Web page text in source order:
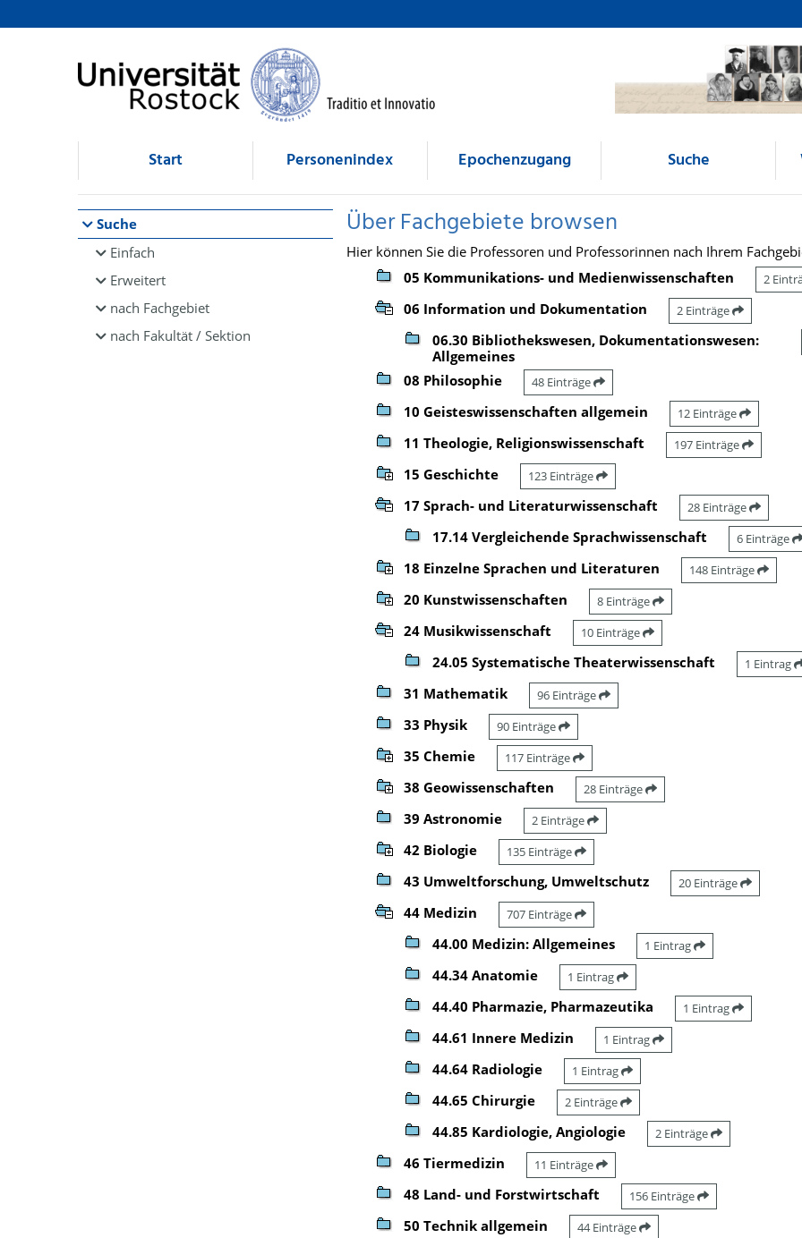
Browsen
direkt zum Inhalt
Start Personenindex Epochenzugang Suche
Suche
Einfach
Erweitert
nach Fachgebiet
nach Fakultät / Sektion
Über Fachgebiete browsen
Hier können Sie die Professoren und Professorinnen nach Ihrem
05 Kommunikations- und Medienwissenschaften
2
06 Information und Dokumentation 2 Einträge
06.30 Bibliothekswesen, Dokumentationswesen:
Allgemeines
08 Philosophie 48 Einträge
10 Geisteswissenschaften allgemein 12 Einträge
11 Theologie, Religionswissenschaft 197 Einträge
15 Geschichte 123 Einträge
17 Sprach- und Literaturwissenschaft 28 Einträge
17.14 Vergleichende Sprachwissenschaft 6 Einträge
18 Einzelne Sprachen und Literaturen 148 Einträge
20 Kunstwissenschaften 8 Einträge
24 Musikwissenschaft 10 Einträge
24.05 Systematische Theaterwissenschaft 1 Eintrag
31 Mathematik 96 Einträge
33 Physik 90 Einträge
35 Chemie 117 Einträge
38 Geowissenschaften 28 Einträge
39 Astronomie 2 Einträge
42 Biologie 135 Einträge
43 Umweltforschung, Umweltschutz 20 Einträge
44 Medizin 707 Einträge
44.00 Medizin: Allgemeines 1 Eintrag
44.34 Anatomie 1 Eintrag
44.40 Pharmazie, Pharmazeutika 1 Eintrag
44.61 Innere Medizin 1 Eintrag
44.64 Radiologie 1 Eintrag
44.65 Chirurgie 2 Einträge
44.85 Kardiologie, Angiologie 2 Einträge
46 Tiermedizin 11 Einträge
48 Land- und Forstwirtschaft 156 Einträge
50 Technik allgemein 44 Einträge